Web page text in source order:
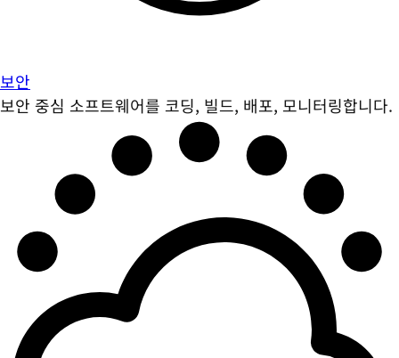
보안
보안 중심 소프트웨어를 코딩, 빌드, 배포, 모니터링합니다.